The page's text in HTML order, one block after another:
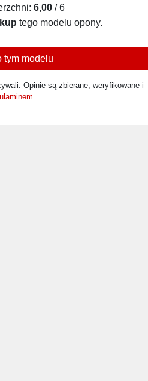
6,00/ 6
tego modelu opony.
tym modelu
Opinie są zbierane, weryfikowane i
.